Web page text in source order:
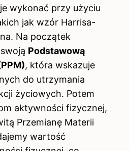
wykonać przy użyciu
jak wzór Harrisa-
Na początek
Podstawową
, która wskazuje
do utrzymania
życiowych. Potem
aktywności fizycznej,
Przemianę Materii
wartość